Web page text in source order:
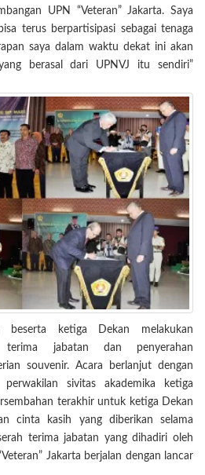
UPN “Veteran” Jakarta. Saya
terus berpartisipasi sebagai tenaga
saya dalam waktu dekat ini akan
berasal dari UPNVJ itu sendiri”
ketiga Dekan melakukan
terima jabatan dan penyerahan
souvenir. Acara berlanjut dengan
sivitas akademika ketiga
terakhir untuk ketiga Dekan
cinta kasih yang diberikan selama
terima jabatan yang dihadiri oleh
Jakarta berjalan dengan lancar